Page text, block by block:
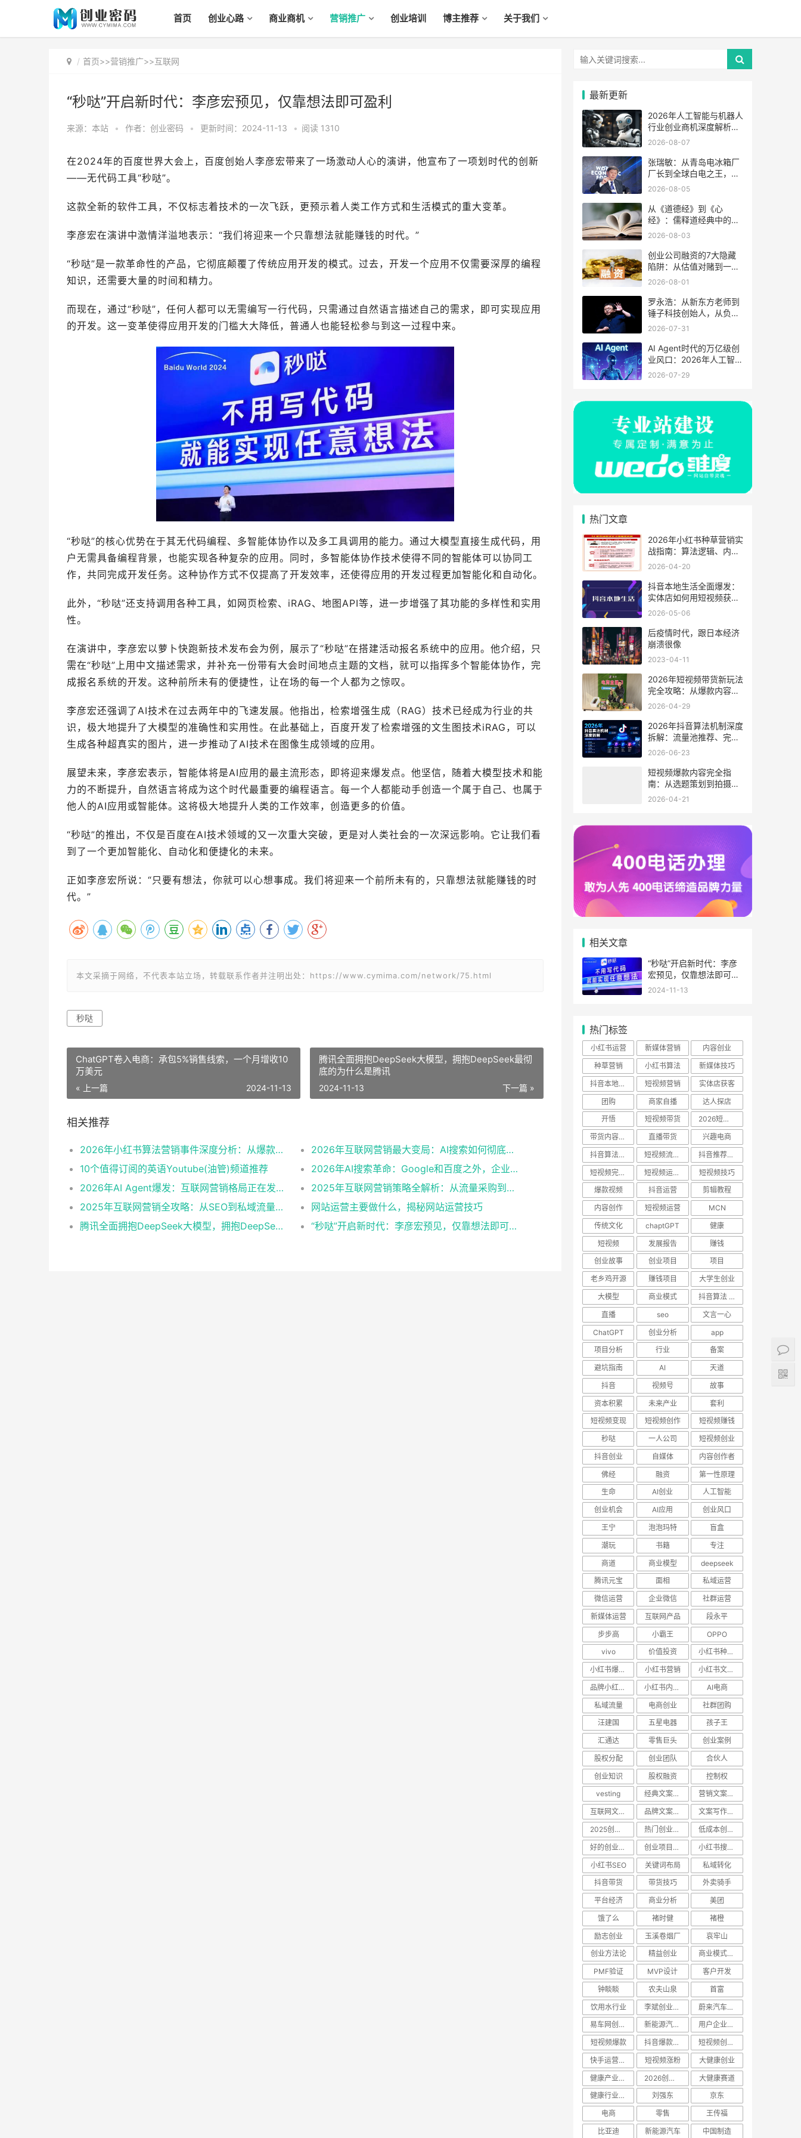
首页 创业心路 商业商机 营销推广 创业培训 博主推荐 关于我们
首页>>营销推广>>互联网
“秒哒”开启新时代：李彦宏预见，仅靠想法即可盈利
来源：本站 • 作者：创业密码 • 更新时间：2024-11-13 • 阅读 1310
在2024年的百度世界大会上，百度创始人李彦宏带来了一场激动人心的演讲，他宣布了一项划时代的创新
——无代码工具“秒哒”。
这款全新的软件工具，不仅标志着技术的一次飞跃，更预示着人类工作方式和生活模式的重大变革。
李彦宏在演讲中激情洋溢地表示：“我们将迎来一个只靠想法就能赚钱的时代。”
“秒哒”是一款革命性的产品，它彻底颠覆了传统应用开发的模式。过去，开发一个应用不仅需要深厚的编程
知识，还需要大量的时间和精力。
而现在，通过“秒哒”，任何人都可以无需编写一行代码，只需通过自然语言描述自己的需求，即可实现应用
的开发。这一变革使得应用开发的门槛大大降低，普通人也能轻松参与到这一过程中来。
“秒哒”的核心优势在于其无代码编程、多智能体协作以及多工具调用的能力。通过大模型直接生成代码，用
户无需具备编程背景，也能实现各种复杂的应用。同时，多智能体协作技术使得不同的智能体可以协同工
作，共同完成开发任务。这种协作方式不仅提高了开发效率，还使得应用的开发过程更加智能化和自动化。
此外，“秒哒”还支持调用各种工具，如网页检索、iRAG、地图API等，进一步增强了其功能的多样性和实用
性。
在演讲中，李彦宏以萝卜快跑新技术发布会为例，展示了“秒哒”在搭建活动报名系统中的应用。他介绍，只
需在“秒哒”上用中文描述需求，并补充一份带有大会时间地点主题的文档，就可以指挥多个智能体协作，完
成报名系统的开发。这种前所未有的便捷性，让在场的每一个人都为之惊叹。
李彦宏还强调了AI技术在过去两年中的飞速发展。他指出，检索增强生成（RAG）技术已经成为行业的共
识，极大地提升了大模型的准确性和实用性。在此基础上，百度开发了检索增强的文生图技术iRAG，可以
生成各种超真实的图片，进一步推动了AI技术在图像生成领域的应用。
展望未来，李彦宏表示，智能体将是AI应用的最主流形态，即将迎来爆发点。他坚信，随着大模型技术和能
力的不断提升，自然语言将成为这个时代最重要的编程语言。每一个人都能动手创造一个属于自己、也属于
他人的AI应用或智能体。这将极大地提升人类的工作效率，创造更多的价值。
“秒哒”的推出，不仅是百度在AI技术领域的又一次重大突破，更是对人类社会的一次深远影响。它让我们看
到了一个更加智能化、自动化和便捷化的未来。
正如李彦宏所说：“只要有想法，你就可以心想事成。我们将迎来一个前所未有的，只靠想法就能赚钱的时
代。”
本文采摘于网络，不代表本站立场，转载联系作者并注明出处：https://www.cymima.com/network/75.html
秒哒
ChatGPT卷入电商：承包5%销售线索，一个月增收10
万美元
« 上一篇 2024-11-13
腾讯全面拥抱DeepSeek大模型，拥抱DeepSeek最彻
底的为什么是腾讯
下一篇 »
2024-11-13
相关推荐
2026年小红书算法营销事件深度分析：从爆款笔记推荐机制到电商闭环生态，品牌如何在小红书实现从种草到转化的精准营销
2026年互联网营销最大变局：AI搜索如何彻底颠覆传统SEO格局，企业必须重新理解流量逻辑
10个值得订阅的英语Youtube(油管)频道推荐
2026年AI搜索革命：Google和百度之外，企业如何做好GEO优化抢占AI推荐流量
2026年AI Agent爆发：互联网营销格局正在发生这5大深层变革
2025年互联网营销策略全解析：从流量采购到用户经营的转型之路
2025年互联网营销全攻略：从SEO到私域流量的完整增长体系搭建
网站运营主要做什么，揭秘网站运营技巧
腾讯全面拥抱DeepSeek大模型，拥抱DeepSeek最彻底的为什么是腾讯
“秒哒”开启新时代：李彦宏预见，仅靠想法即可盈利
最新更新
2026年人工智能与机器人
行业创业商机深度解析：
从具身智能到AI制药，五
2026-08-07
张瑞敏：从青岛电冰箱厂
厂长到全球白电之王，海
尔集团创始人40年管理变
2026-08-05
从《道德经》到《心
经》：儒释道经典中的创
业人生智慧——创业者必
2026-08-03
创业公司融资的7大隐藏
陷阱：从估值对赌到一票
否决权，一个连续创业者
泪教训
2026-08-01
罗永浩：从新东方老师到
锤子科技创始人，从负债
6亿到直播带货还清巨债
业涅槃之路
2026-07-31
AI Agent时代的万亿级创
业风口：2026年人工智能
应用层创业机会深度分析
2026-07-29
热门文章
2026年小红书种草营销实
战指南：算法逻辑、内容
策略、账号搭建与商业变
2026-04-20
抖音本地生活全面爆发：
实体店如何用短视频获
客，一份从零到月入20万
2026-05-06
后疫情时代，跟日本经济
崩溃很像
2023-04-11
2026年短视频带货新玩法
完全攻略：从爆款内容到
高效转化的实战指南
2026-04-29
2026年抖音算法机制深度
拆解：流量池推荐、完播
率与互动率的底层逻辑
存指南
2026-06-23
短视频爆款内容完全指
南：从选题策划到拍摄剪
辑，打造高播放量视频的
2026-04-21
相关文章
“秒哒”开启新时代：李彦
宏预见，仅靠想法即可盈
利
2024-11-13
热门标签
小红书运营 新媒体营销
内容创业
种草营销
小红书算法
新媒体技巧
抖音本地生活
短视频营销
实体店获客
团购
商家自播
达人探店
开悟
短视频带货
2026短视频玩法
带货内容创作
直播带货
兴趣电商
抖音算法机制
短视频流量池
抖音推荐算法
短视频完播率
短视频运营技巧
短视频技巧
爆款视频
抖音运营
剪辑教程
内容创作
短视频运营
MCN
传统文化
chaptGPT
健康
短视频
发展报告
赚钱
创业故事
创业项目
项目
老乡鸡开源
赚钱项目
大学生创业
大模型
商业模式
抖音算法 新媒体运营 抖音涨粉 短视频运营 搜索SEO 内容创作 流量变现
直播
seo
文言一心
ChatGPT
创业分析
app
项目分析
行业
备案
避坑指南
AI
天道
抖音
视频号
故事
资本积累
未来产业
套利
短视频变现
短视频创作
短视频赚钱
秒哒
一人公司
短视频创业
抖音创业
自媒体
内容创作者
佛经
融资
第一性原理
生命
AI创业
人工智能
创业机会
AI应用
创业风口
王宁
泡泡玛特
盲盒
潮玩
书籍
专注
商道
商业模型
deepseek
腾讯元宝
面相
私域运营
微信运营
企业微信
社群运营
新媒体运营
互联网产品
段永平
步步高
小霸王
OPPO
vivo
价值投资
小红书种草文案
小红书爆款笔记
小红书营销
小红书文案技巧
品牌小红书运营
小红书内容营销
AI电商
私域流量
电商创业
社群团购
汪建国
五星电器
孩子王
汇通达
零售巨头
创业案例
股权分配
创业团队
合伙人
创业知识
股权融资
控制权
vesting
经典文案分析
营销文案技巧
互联网文案拆解
品牌文案策略
文案写作方法
2025创业项目
热门创业机会
低成本创业项目
好的创业项目
创业项目推荐
小红书搜索流量
小红书SEO
关键词布局
私域转化
抖音带货
带货技巧
外卖骑手
平台经济
商业分析
美团
饿了么
褚时健
褚橙
励志创业
玉溪卷烟厂
哀牢山
创业方法论
精益创业
商业模式画布
PMF验证
MVP设计
客户开发
钟睒睒
农夫山泉
首富
饮用水行业
李斌创业故事
蔚来汽车创始人
易车网创业史
新能源汽车创业
用户企业模式
短视频爆款
抖音爆款技巧
短视频创作方法
快手运营技巧
短视频涨粉
大健康创业
健康产业商机
2026创业趋势
大健康赛道
健康行业创业
刘强东
京东
电商
零售
王传福
比亚迪
新能源汽车 中国制造